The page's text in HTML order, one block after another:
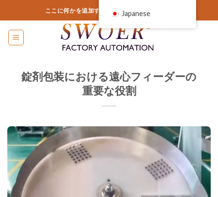
ここに何かを追加するか、削除するだけです...
錠剤包装における遠心フィーダーの
重要な役割
Japanese